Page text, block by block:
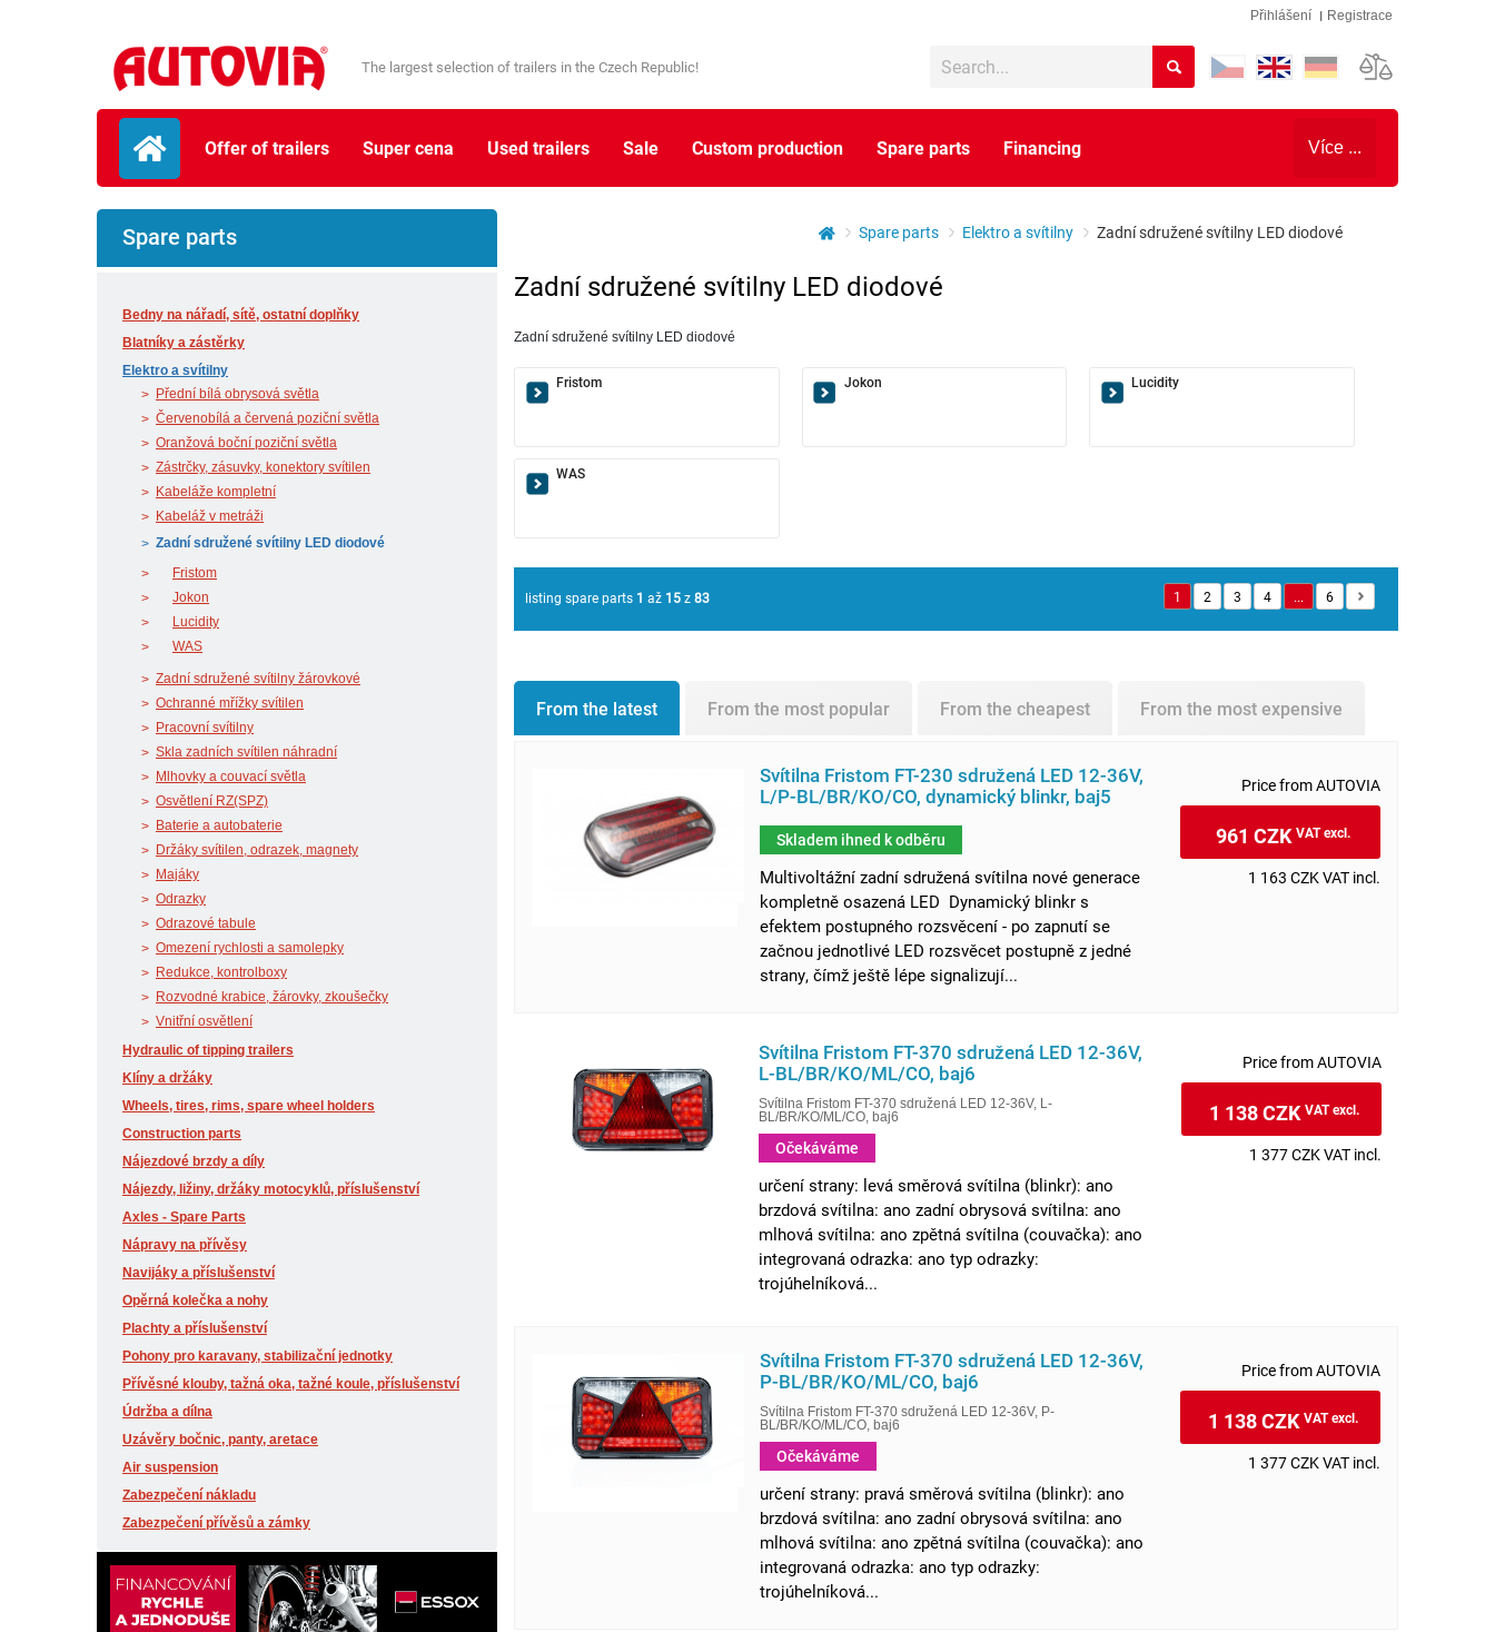
Přihlášení Registrace
The largest selection of trailers in the Czech Republic!
Offer of trailers Super cena Used trailers Sale Custom production Spare parts Financing Více ...
Spare parts Elektro a svítilny Zadní sdružené svítilny LED diodové
Spare parts
Bedny na nářadí, sítě, ostatní doplňky
Blatníky a zástěrky
Elektro a svítilny
Přední bílá obrysová světla
Červenobílá a červená poziční světla
Oranžová boční poziční světla
Zástrčky, zásuvky, konektory svítilen
Kabeláže kompletní
Kabeláž v metráži
Zadní sdružené svítilny LED diodové
Fristom
Jokon
Lucidity
WAS
Zadní sdružené svítilny žárovkové
Ochranné mřížky svítilen
Pracovní svítilny
Skla zadních svítilen náhradní
Mlhovky a couvací světla
Osvětlení RZ(SPZ)
Baterie a autobaterie
Držáky svítilen, odrazek, magnety
Majáky
Odrazky
Odrazové tabule
Omezení rychlosti a samolepky
Redukce, kontrolboxy
Rozvodné krabice, žárovky, zkoušečky
Vnitřní osvětlení
Hydraulic of tipping trailers
Klíny a držáky
Wheels, tires, rims, spare wheel holders
Construction parts
Nájezdové brzdy a díly
Nájezdy, ližiny, držáky motocyklů, příslušenství
Axles - Spare Parts
Nápravy na přívěsy
Navijáky a příslušenství
Opěrná kolečka a nohy
Plachty a příslušenství
Pohony pro karavany, stabilizační jednotky
Přívěsné klouby, tažná oka, tažné koule, příslušenství
Údržba a dílna
Uzávěry bočnic, panty, aretace
Air suspension
Zabezpečení nákladu
Zabezpečení přívěsů a zámky
Zadní sdružené svítilny LED diodové
Zadní sdružené svítilny LED diodové
Fristom Jokon Lucidity
WAS
listing spare parts 1 až 15z83 1 2 3 4 ... 6
From the latest From the most popular From the cheapest From the most expensive
Svítilna Fristom FT-230 sdružená LED 12-36V,
L/P-BL/BR/KO/CO, dynamický blinkr, baj5
Skladem ihned k odběru
Multivoltážní zadní sdružená svítilna nové generace
kompletně osazená LED Dynamický blinkr s
efektem postupného rozsvěcení - po zapnutí se
začnou jednotlivé LED rozsvěcet postupně z jedné
strany, čímž ještě lépe signalizují...
Price from AUTOVIA
961 CZKVAT excl.
1 163 CZK VAT incl.
Svítilna Fristom FT-370 sdružená LED 12-36V,
L-BL/BR/KO/ML/CO, baj6
Svítilna Fristom FT-370 sdružená LED 12-36V, L-
BL/BR/KO/ML/CO, baj6
Očekáváme
určení strany: levá směrová svítilna (blinkr): ano
brzdová svítilna: ano zadní obrysová svítilna: ano
mlhová svítilna: ano zpětná svítilna (couvačka): ano
integrovaná odrazka: ano typ odrazky:
trojúhelníková...
Price from AUTOVIA
1 138 CZKVAT excl.
1 377 CZK VAT incl.
Svítilna Fristom FT-370 sdružená LED 12-36V,
P-BL/BR/KO/ML/CO, baj6
Svítilna Fristom FT-370 sdružená LED 12-36V, P-
BL/BR/KO/ML/CO, baj6
Očekáváme
určení strany: pravá směrová svítilna (blinkr): ano
brzdová svítilna: ano zadní obrysová svítilna: ano
mlhová svítilna: ano zpětná svítilna (couvačka): ano
integrovaná odrazka: ano typ odrazky:
trojúhelníková...
Price from AUTOVIA
1 138 CZKVAT excl.
1 377 CZK VAT incl.